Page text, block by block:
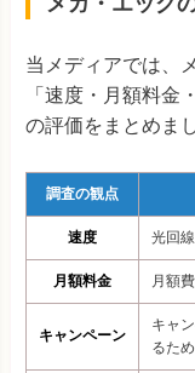
当メディアでは、
「速度・月額料金
の評価をまとめま
調査の観点
速度 光回
月額料金 月額
キャンペーン
キャ
るため